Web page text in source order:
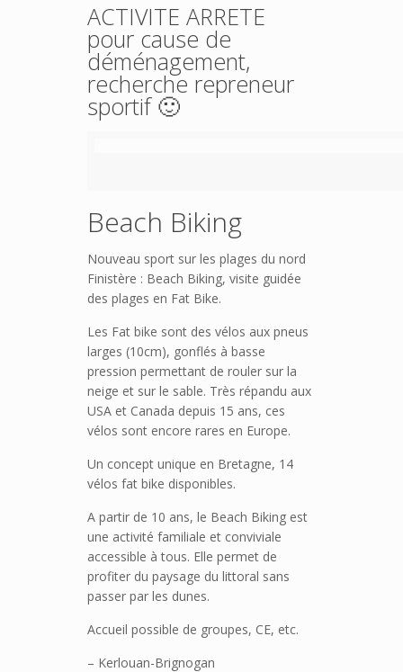
ACTIVITE ARRETE
pour cause de
déménagement,
recherche repreneur
sportif 🙂
Beach Biking
Nouveau sport sur les plages du nord
Finistère : Beach Biking, visite guidée
des plages en Fat Bike.
Les Fat bike sont des vélos aux pneus
larges (10cm), gonflés à basse
pression permettant de rouler sur la
neige et sur le sable. Très répandu aux
USA et Canada depuis 15 ans, ces
vélos sont encore rares en Europe.
Un concept unique en Bretagne, 14
vélos fat bike disponibles.
A partir de 10 ans, le Beach Biking est
une activité familiale et conviviale
accessible à tous. Elle permet de
profiter du paysage du littoral sans
passer par les dunes.
Accueil possible de groupes, CE, etc.
– Kerlouan-Brignogan